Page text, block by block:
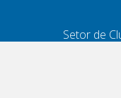
Setor de